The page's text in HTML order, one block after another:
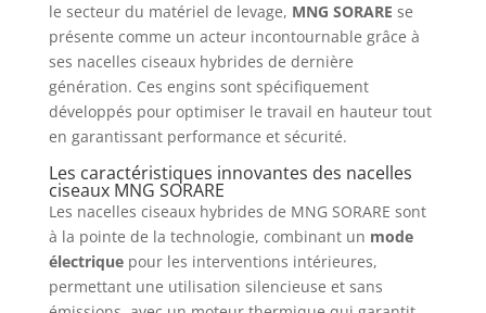
le secteur du matériel de levage, MNG SORARE se
présente comme un acteur incontournable grâce à
ses nacelles ciseaux hybrides de dernière
génération. Ces engins sont spécifiquement
développés pour optimiser le travail en hauteur tout
en garantissant performance et sécurité.
Les caractéristiques innovantes des nacelles
ciseaux MNG SORARE
Les nacelles ciseaux hybrides de MNG SORARE sont
à la pointe de la technologie, combinant un mode
électriquepour les interventions intérieures,
permettant une utilisation silencieuse et sans